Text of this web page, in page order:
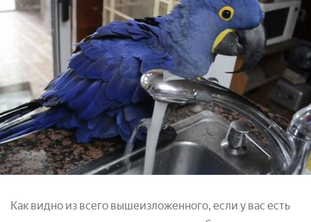
Как видно из всего вышеизложенного, если у вас есть